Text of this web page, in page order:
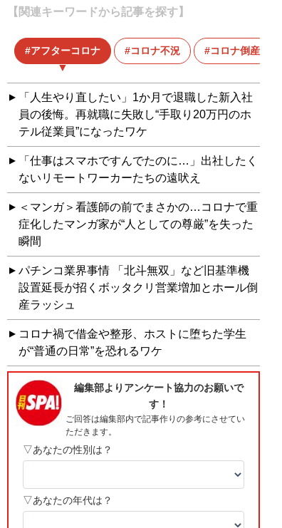
【関連キーワードから記事を探す】
アフターコロナ コロナ不況 コロナ倒産
「人生やり直したい」1か月で退職した新入社
員の後悔。再就職に失敗し“手取り20万円のホ
テル従業員”になったワケ
「仕事はスマホですんでたのに…」出社したく
ないリモートワーカーたちの遠吠え
＜マンガ＞看護師の前でまさかの…コロナで重
症化したマンガ家が“人としての尊厳”を失った
瞬間
パチンコ業界事情 「北斗無双」など旧基準機
設置延長が招くボッタクリ営業増加とホール倒
産ラッシュ
コロナ禍で借金や整形、ホストに堕ちた学生
が“普通の日常”を恐れるワケ